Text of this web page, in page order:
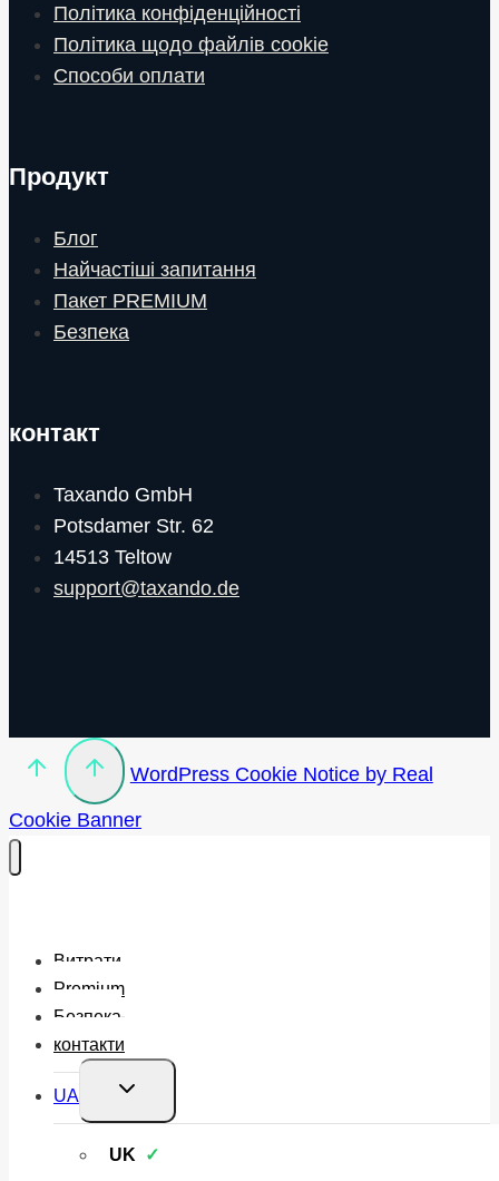
Політика конфіденційності
Політика щодо файлів cookie
Способи оплати
Продукт
Блог
Найчастіші запитання
Пакет PREMIUM
Безпека
контакт
Taxando GmbH
Potsdamer Str. 62
14513 Teltow
support@taxando.de
WordPress Cookie Notice by Real
Cookie Banner
Витрати
Premium
Безпека
контакти
UA
Перемкнути
нащадка
UK